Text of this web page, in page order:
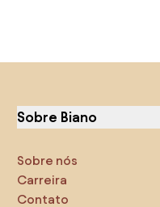
Sobre Biano
Sobre nós
Carreira
Contato